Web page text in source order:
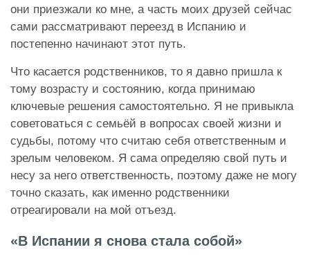
они приезжали ко мне, а часть моих друзей сейчас
сами рассматривают переезд в Испанию и
постепенно начинают этот путь.
Что касается родственников, то я давно пришла к
тому возрасту и состоянию, когда принимаю
ключевые решения самостоятельно. Я не привыкла
советоваться с семьёй в вопросах своей жизни и
судьбы, потому что считаю себя ответственным и
зрелым человеком. Я сама определяю свой путь и
несу за него ответственность, поэтому даже не могу
точно сказать, как именно родственники
отреагировали на мой отъезд.
«В Испании я снова стала собой»